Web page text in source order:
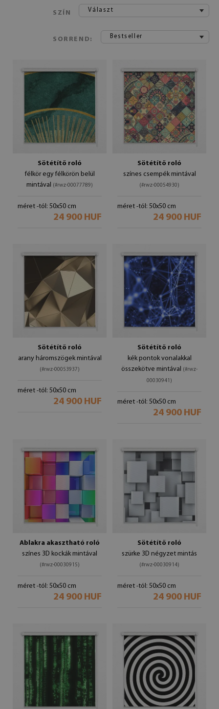
SZÍN Választ
SORREND: Bestseller
Sötétítő roló
félkör egy félkörön belül
mintával (#rwz-00077789)
méret -tól: 50x50 cm
24 900 HUF
Sötétítő roló
színes csempék mintával
(#rwz-00054930)
méret -tól: 50x50 cm
24 900 HUF
Sötétítő roló
arany háromszögek mintával
(#rwz-00053937)
méret -tól: 50x50 cm
24 900 HUF
Sötétítő roló
kék pontok vonalakkal
összekötve mintával (#rwz-
00030941)
méret -tól: 50x50 cm
24 900 HUF
Ablakra akasztható roló
színes 3D kockák mintával
(#rwz-00030915)
méret -tól: 50x50 cm
24 900 HUF
Sötétítő roló
szürke 3D négyzet mintás
(#rwz-00030914)
méret -tól: 50x50 cm
24 900 HUF